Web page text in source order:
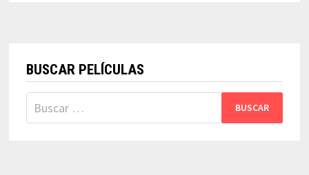
BUSCAR PELÍCULAS
Buscar: